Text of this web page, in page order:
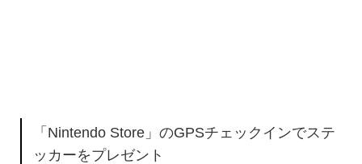
「Nintendo Store」のGPSチェックインでステ
ッカーをプレゼント